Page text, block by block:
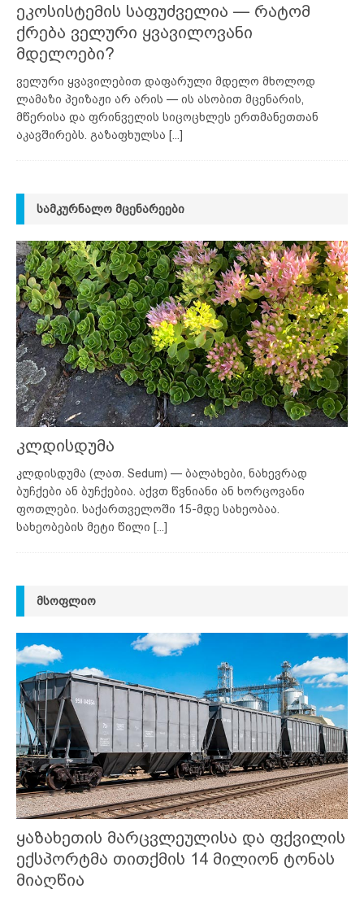
ეკოსისტემის საფუძველია — რატომ
ქრება ველური ყვავილოვანი
მდელოები?
ველური ყვავილებით დაფარული მდელო მხოლოდ
ლამაზი პეიზაჟი არ არის — ის ასობით მცენარის,
მწერისა და ფრინველის სიცოცხლეს ერთმანეთთან
აკავშირებს. გაზაფხულსა [...]
ᲡᲐᲛᲙᲣᲠᲜᲐᲚᲝ ᲛᲪᲔᲜᲐᲠᲔᲔᲑᲘ
კლდისდუმა
კლდისდუმა (ლათ. Sedum) — ბალახები, ნახევრად
ბუჩქები ან ბუჩქებია. აქვთ წვნიანი ან ხორცოვანი
ფოთლები. საქართველოში 15-მდე სახეობაა.
სახეობების მეტი წილი [...]
ᲛᲡᲝᲤᲚᲘᲝ
ყაზახეთის მარცვლეულისა და ფქვილის
ექსპორტმა თითქმის 14 მილიონ ტონას
მიაღწია